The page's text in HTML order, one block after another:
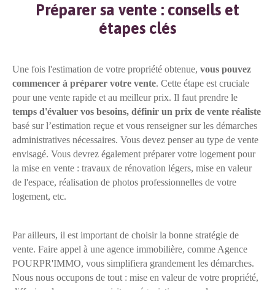
Préparer sa vente : conseils et
étapes clés
Une fois l'estimation de votre propriété obtenue, vous pouvez
commencer à préparer votre vente. Cette étape est cruciale
pour une vente rapide et au meilleur prix. Il faut prendre le
temps d'évaluer vos besoins, définir un prix de vente réaliste
basé sur l’estimation reçue et vous renseigner sur les démarches
administratives nécessaires. Vous devez penser au type de vente
envisagé. Vous devrez également préparer votre logement pour
la mise en vente : travaux de rénovation légers, mise en valeur
de l'espace, réalisation de photos professionnelles de votre
logement, etc.
Par ailleurs, il est important de choisir la bonne stratégie de
vente. Faire appel à une agence immobilière, comme Agence
POURPR'IMMO, vous simplifiera grandement les démarches.
Nous nous occupons de tout : mise en valeur de votre propriété,